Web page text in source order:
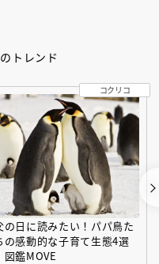
トレンド
の日に読みたい！パパ鳥た
の感動的な子育て生態4選
図鑑MOVE
コクリコ